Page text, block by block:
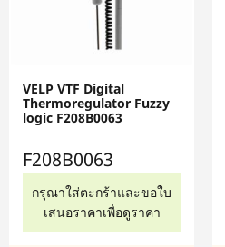
VELP VTF Digital
Thermoregulator Fuzzy
logic F208B0063
F208B0063
กรุณาใส่ตะกร้าและขอใบ
เสนอราคาเพื่อดูราคา